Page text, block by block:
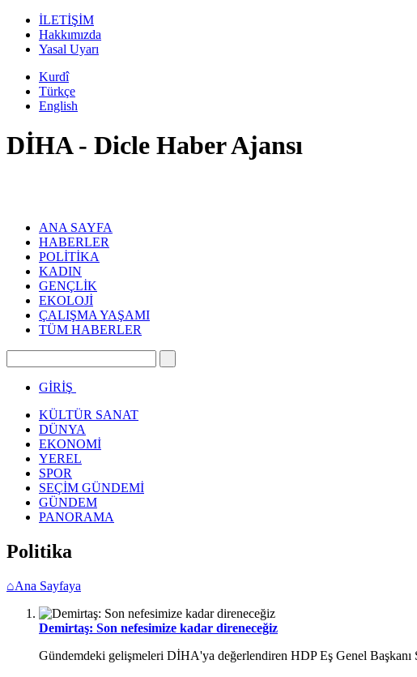
İLETİŞİM
Hakkımızda
Yasal Uyarı
Kurdî
Türkçe
English
DİHA - Dicle Haber Ajansı
ANA SAYFA
HABERLER
POLİTİKA
KADIN
GENÇLİK
EKOLOJİ
ÇALIŞMA YAŞAMI
TÜM HABERLER
GİRİŞ
KÜLTÜR SANAT
DÜNYA
EKONOMİ
YEREL
SPOR
SEÇİM GÜNDEMİ
GÜNDEM
PANORAMA
Politika
⌂Ana Sayfaya
Demirtaş: Son nefesimize kadar direneceğiz
Gündemdeki gelişmeleri DİHA'ya değerlendiren HDP Eş Genel